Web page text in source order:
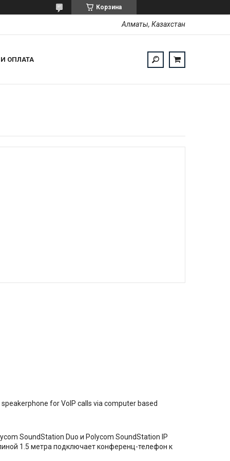
Корзина
Алматы, Казахстан
ОПЛАТА
for VoIP calls via computer based
SoundStation Duo и Polycom SoundStation IP
1.5 метра подключает конференц-телефон к